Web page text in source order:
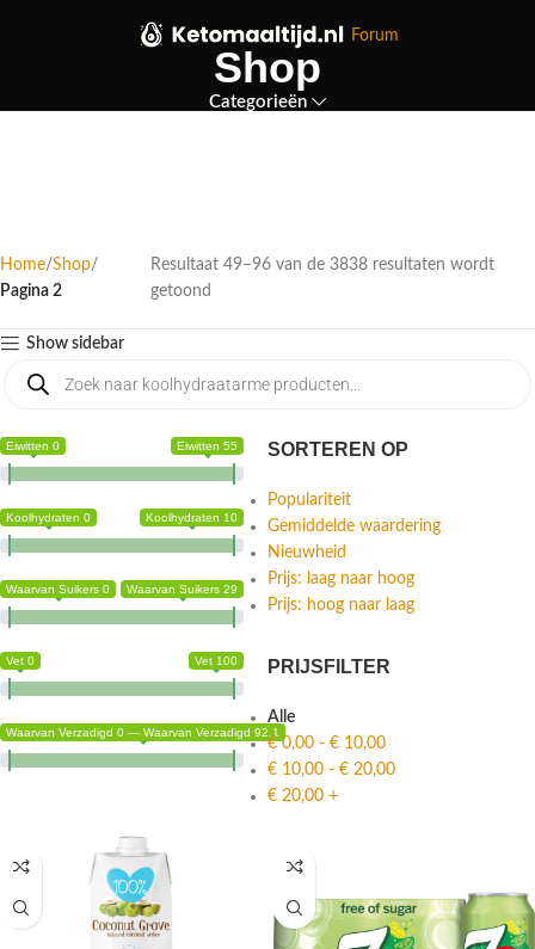
Forum
Shop
Categorieën
Home Shop
Pagina 2
Resultaat 49–96 van de 3838 resultaten wordt
getoond
Show sidebar
Eiwitten 0 Eiwitten 55
Koolhydraten 0 Koolhydraten 10
Waarvan Suikers 0 Waarvan Suikers 29
Vet 0 Vet 100
Waarvan Verzadigd 0 — Waarvan Verzadigd 92.1
SORTEREN OP
Populariteit
Gemiddelde waardering
Nieuwheid
Prijs: laag naar hoog
Prijs: hoog naar laag
PRIJSFILTER
Alle
€0,00 - € 10,00
€ 10,00 - € 20,00
€ 20,00 +